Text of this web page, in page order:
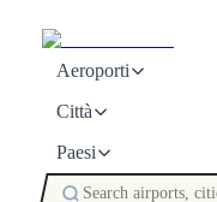
Aeroporti
Città
Paesi